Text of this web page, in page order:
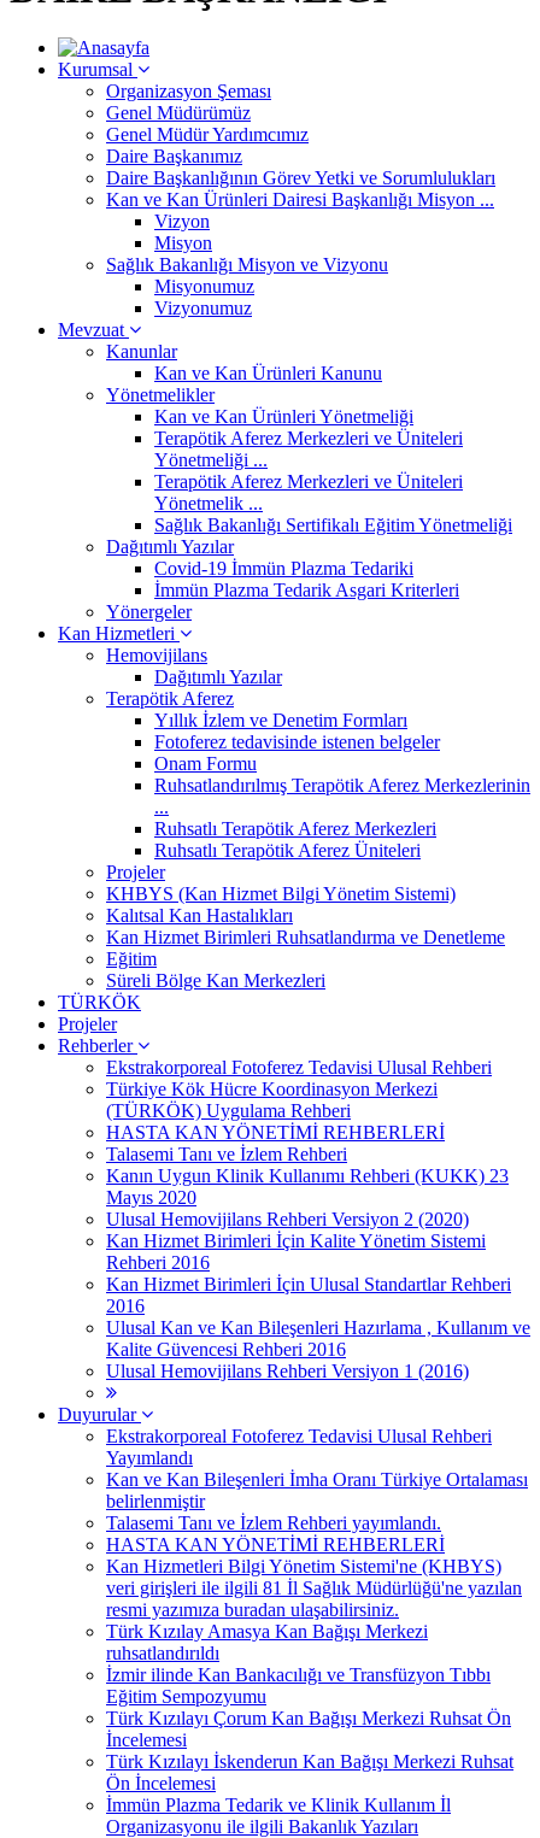
Kurumsal
Organizasyon Şeması
Genel Müdürümüz
Genel Müdür Yardımcımız
Daire Başkanımız
Daire Başkanlığının Görev Yetki ve Sorumlulukları
Kan ve Kan Ürünleri Dairesi Başkanlığı Misyon ...
Vizyon
Misyon
Sağlık Bakanlığı Misyon ve Vizyonu
Misyonumuz
Vizyonumuz
Mevzuat
Kanunlar
Kan ve Kan Ürünleri Kanunu
Yönetmelikler
Kan ve Kan Ürünleri Yönetmeliği
Terapötik Aferez Merkezleri ve Üniteleri
Yönetmeliği ...
Terapötik Aferez Merkezleri ve Üniteleri
Yönetmelik ...
Sağlık Bakanlığı Sertifikalı Eğitim Yönetmeliği
Dağıtımlı Yazılar
Covid-19 İmmün Plazma Tedariki
İmmün Plazma Tedarik Asgari Kriterleri
Yönergeler
Kan Hizmetleri
Hemovijilans
Dağıtımlı Yazılar
Terapötik Aferez
Yıllık İzlem ve Denetim Formları
Fotoferez tedavisinde istenen belgeler
Onam Formu
Ruhsatlandırılmış Terapötik Aferez Merkezlerinin
...
Ruhsatlı Terapötik Aferez Merkezleri
Ruhsatlı Terapötik Aferez Üniteleri
Projeler
KHBYS (Kan Hizmet Bilgi Yönetim Sistemi)
Kalıtsal Kan Hastalıkları
Kan Hizmet Birimleri Ruhsatlandırma ve Denetleme
Eğitim
Süreli Bölge Kan Merkezleri
TÜRKÖK
Projeler
Rehberler
Ekstrakorporeal Fotoferez Tedavisi Ulusal Rehberi
Türkiye Kök Hücre Koordinasyon Merkezi
(TÜRKÖK) Uygulama Rehberi
HASTA KAN YÖNETİMİ REHBERLERİ
Talasemi Tanı ve İzlem Rehberi
Kanın Uygun Klinik Kullanımı Rehberi (KUKK) 23
Mayıs 2020
Ulusal Hemovijilans Rehberi Versiyon 2 (2020)
Kan Hizmet Birimleri İçin Kalite Yönetim Sistemi
Rehberi 2016
Kan Hizmet Birimleri İçin Ulusal Standartlar Rehberi
2016
Ulusal Kan ve Kan Bileşenleri Hazırlama , Kullanım ve
Kalite Güvencesi Rehberi 2016
Ulusal Hemovijilans Rehberi Versiyon 1 (2016)
Duyurular
Ekstrakorporeal Fotoferez Tedavisi Ulusal Rehberi
Yayımlandı
Kan ve Kan Bileşenleri İmha Oranı Türkiye Ortalaması
belirlenmiştir
Talasemi Tanı ve İzlem Rehberi yayımlandı.
HASTA KAN YÖNETİMİ REHBERLERİ
Kan Hizmetleri Bilgi Yönetim Sistemi'ne (KHBYS)
veri girişleri ile ilgili 81 İl Sağlık Müdürlüğü'ne yazılan
resmi yazımıza buradan ulaşabilirsiniz.
Türk Kızılay Amasya Kan Bağışı Merkezi
ruhsatlandırıldı
İzmir ilinde Kan Bankacılığı ve Transfüzyon Tıbbı
Eğitim Sempozyumu
Türk Kızılayı Çorum Kan Bağışı Merkezi Ruhsat Ön
İncelemesi
Türk Kızılayı İskenderun Kan Bağışı Merkezi Ruhsat
Ön İncelemesi
İmmün Plazma Tedarik ve Klinik Kullanım İl
Organizasyonu ile ilgili Bakanlık Yazıları